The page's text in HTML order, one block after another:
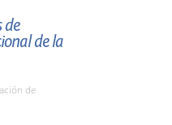
de
de la
de